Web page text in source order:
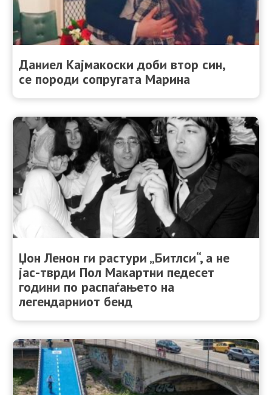
Даниел Кајмакоски доби втор син,
се породи сопругата Марина
Џон Ленон ги растури „Битлси“, а не
јас-тврди Пол Макартни педесет
години по распаѓањето на
легендарниот бенд